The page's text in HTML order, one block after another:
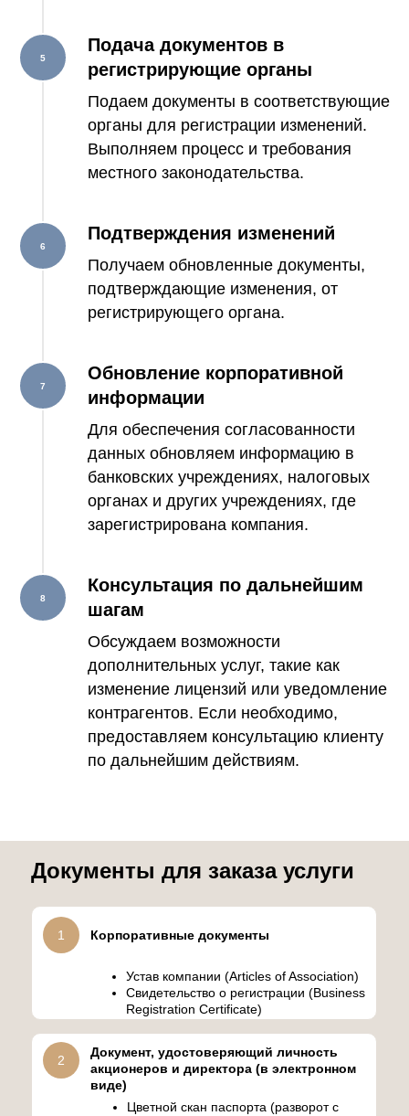
Подача документов в
регистрирующие органы
Подаем документы в соответствующие
органы для регистрации изменений.
Выполняем процесс и требования
местного законодательства.
Подтверждения изменений
Получаем обновленные документы,
подтверждающие изменения, от
регистрирующего органа.
Обновление корпоративной
информации
Для обеспечения согласованности
данных обновляем информацию в
банковских учреждениях, налоговых
органах и других учреждениях, где
зарегистрирована компания.
Консультация по дальнейшим
шагам
Обсуждаем возможности
дополнительных услуг, такие как
изменение лицензий или уведомление
контрагентов. Если необходимо,
предоставляем консультацию клиенту
по дальнейшим действиям.
Документы для заказа услуги
Корпоративные документы
1
Документ, удостоверяющий личность
акционеров и директора (в электронном
виде)
2
Цветной скан паспорта (разворот с
Устав компании (Articles of Association)
Свидетельство о регистрации (Business
Registration Certificate)